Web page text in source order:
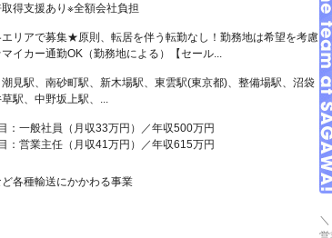
得支援あり※全額会社負担
リアで募集★原則、転居を伴う転勤なし！勤務地は希望を考慮
イカー通勤OK（勤務地による）【セール...
見駅、南砂町駅、新木場駅、東雲駅(東京都)、整備場駅、沼袋
駅、中野坂上駅、...
：一般社員（月収33万円）／年収500万円
：営業主任（月収41万円）／年収615万円
各種輸送にかかわる事業